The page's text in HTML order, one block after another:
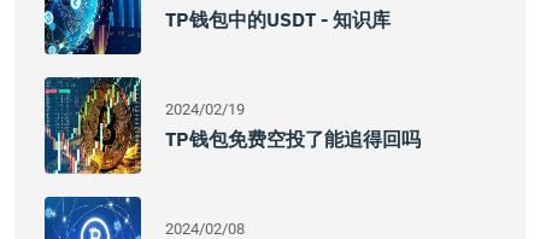
TP钱包中的USDT - 知识库
2024/02/19
TP钱包免费空投了能追得回吗
2024/02/08